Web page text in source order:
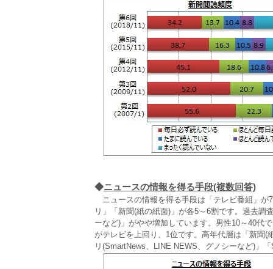
◆ニュースの情報を得る手段(複数回答)
ニュースの情報を得る手段は「テレビ番組」が
リ」「新聞(紙の紙面)」が各5～6割です。過去
ーなど)」がやや増加しています。男性10～40代
がテレビを上回り、1位です。高年代層は「新聞
リ(SmartNews、LINE NEWS、グノシーなど)」